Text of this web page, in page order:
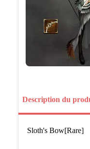
Description du
Sloth's Bow[Rare]